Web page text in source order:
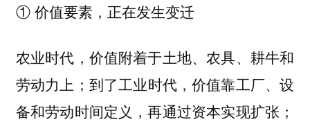
① 价值要素，正在发生变迁
农业时代，价值附着于土地、农具、耕牛和
劳动力上；到了工业时代，价值靠工厂、设
备和劳动时间定义，再通过资本实现扩张；